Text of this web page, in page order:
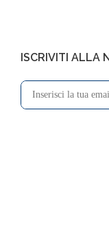
ISCRIVITI ALLA